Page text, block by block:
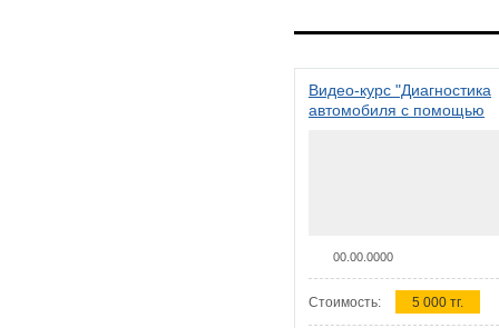
Видео-курс "Диагностика
автомобиля с помощью
00.00.0000
Стоимость: 5 000 тг.